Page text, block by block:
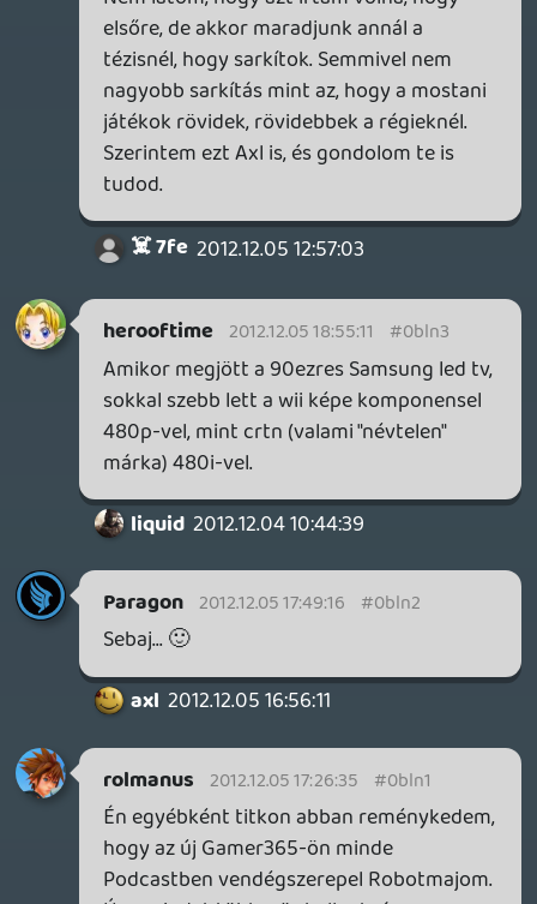
Paragon
2012.12.05 16:35:54
Paragon
Szerintem nagyon is jól érted, hogy mire
gondolok (matchmaking, stb.), inkább
hadd ne magyarázzam...
axl 2012.12.05 15:57:54
Egyedül, multiban? Én itt érzek némi
ellentmondást. 🙂
Paragon
2012.12.05 05:33:28
2012.12.05 12:57:03 #0blmx
Ha te elsőre kinyomtad két óra alatt, akkor
megemelem a kalapom...
Ennyire azért ne sarkítsuk már ki a
nesman 2012.12.05 00:36:47
priest
Ti adtátok elő a dalt az elején? 🙂
Paragon
Egyedül is nagyon jól el lehet lenni online
multival, viszont ez az új gép pont, hogy
lokális multi élményre van kihegyezve,
úgyhogy ha nem tudsz összehozni
legalább egy kisebb társaságot, amelyik